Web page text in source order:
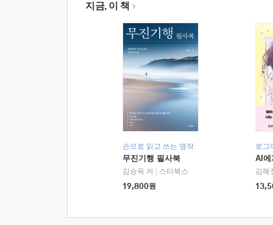
지금, 이 책
손으로 읽고 쓰는 명작
무진기행 필사북
김승옥 저
스타북스
19,800원
로그
AI에
김혜